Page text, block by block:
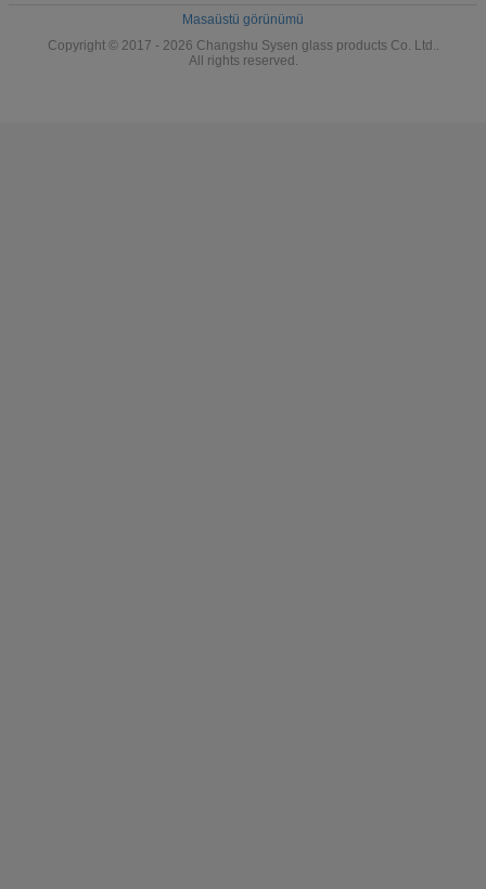
Masaüstü görünümü
Copyright © 2017 - 2026 Changshu Sysen glass products Co. Ltd..
All rights reserved.